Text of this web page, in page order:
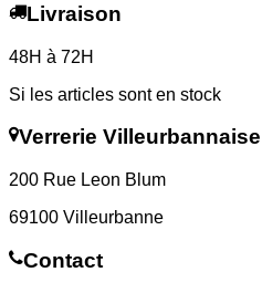
Livraison
48H à 72H
Si les articles sont en stock
Verrerie Villeurbannaise
200 Rue Leon Blum
69100 Villeurbanne
Contact